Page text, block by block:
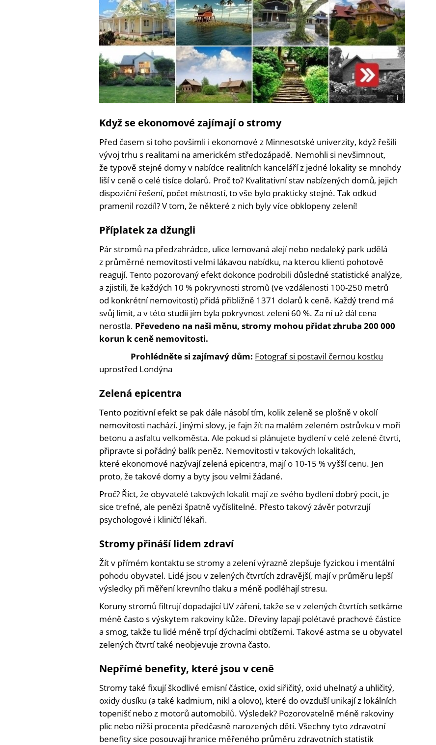
i
Foto:
Photographer,
Když se ekonomové zajímají o stromy
Před časem si toho povšimli i ekonomové z Minnesotské univerzity, když řešili
vývoj trhu s realitami na americkém středozápadě. Nemohli si nevšimnout,
že typově stejné domy v nabídce realitních kanceláří z jedné lokality se mnohdy
liší v ceně o celé tisíce dolarů. Proč to? Kvalitativní stav nabízených domů, jejich
dispoziční řešení, počet místností, to vše bylo prakticky stejné. Tak odkud
pramenil rozdíl? V tom, že některé z nich byly více obklopeny zelení!
Příplatek za džungli
Pár stromů na předzahrádce, ulice lemovaná alejí nebo nedaleký park udělá
z průměrné nemovitosti velmi lákavou nabídku, na kterou klienti pohotově
reagují. Tento pozorovaný efekt dokonce podrobili důsledné statistické analýze,
a zjistili, že každých 10 % pokryvnosti stromů (ve vzdálenosti 100-250 metrů
od konkrétní nemovitosti) přidá přibližně 1371 dolarů k ceně. Každý trend má
svůj limit, a v této studii jím byla pokryvnost zelení 60 %. Za ní už dál cena
nerostla. Převedeno na naši měnu, stromy mohou přidat zhruba 200 000
korun k ceně nemovitosti.
Prohlédněte si zajímavý dům: Fotograf si postavil černou kostku
uprostřed Londýna
Zelená epicentra
Tento pozitivní efekt se pak dále násobí tím, kolik zeleně se plošně v okolí
nemovitosti nachází. Jinými slovy, je fajn žít na malém zeleném ostrůvku v moři
betonu a asfaltu velkoměsta. Ale pokud si plánujete bydlení v celé zelené čtvrti,
připravte si pořádný balík peněz. Nemovitosti v takových lokalitách,
které ekonomové nazývají zelená epicentra, mají o 10-15 % vyšší cenu. Jen
proto, že takové domy a byty jsou velmi žádané.
Proč? Říct, že obyvatelé takových lokalit mají ze svého bydlení dobrý pocit, je
sice trefné, ale penězi špatně vyčíslitelné. Přesto takový závěr potvrzují
psychologové i kliničtí lékaři.
Stromy přináší lidem zdraví
Žít v přímém kontaktu se stromy a zelení výrazně zlepšuje fyzickou i mentální
pohodu obyvatel. Lidé jsou v zelených čtvrtích zdravější, mají v průměru lepší
výsledky při měření krevního tlaku a méně podléhají stresu.
Koruny stromů filtrují dopadající UV záření, takže se v zelených čtvrtích setkáme
méně často s výskytem rakoviny kůže. Dřeviny lapají polétavé prachové částice
a smog, takže tu lidé méně trpí dýchacími obtížemi. Takové astma se u obyvatel
zelených čtvrtí také neobjevuje zrovna často.
Nepřímé benefity, které jsou v ceně
Stromy také fixují škodlivé emisní částice, oxid siřičitý, oxid uhelnatý a uhličitý,
oxidy dusíku (a také kadmium, nikl a olovo), které do ovzduší unikají z lokálních
topenišť nebo z motorů automobilů. Výsledek? Pozorovatelně méně rakoviny
plic nebo nižší procenta předčasně narozených dětí. Všechny tyto zdravotní
benefity sice posouvají hranice měřeného průměru zdravotních statistik